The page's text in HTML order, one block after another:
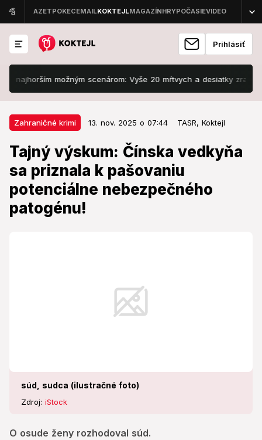
Prihlásiť
možným scenárom: Vyše 20 mŕtvych a desiatky zranených
Zahraničné krimi 13. nov. 2025 o 07:44 TASR, Koktejl
Tajný výskum: Čínska vedkyňa
sa priznala k pašovaniu
potenciálne nebezpečného
patogénu!
súd, sudca (ilustračné foto)
Zdroj: iStock
O osude ženy rozhodoval súd.
Zahraničné krimi 13. nov. 2025 o 07:44
Tajný výskum: Čínska vedkyňa sa
priznala k pašovaniu potenciálne
nebezpečného patogénu!
O osude ženy rozhodoval súd.